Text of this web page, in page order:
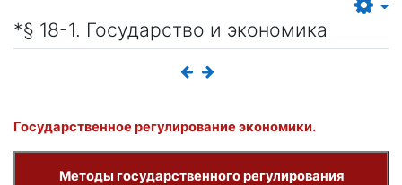
*§ 18-1. Государство и экономика
Государственное регулирование экономики.
Методы государственного регулирования